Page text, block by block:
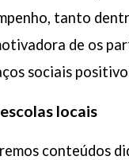
tanto
de os
sociais
locais
conteúdos